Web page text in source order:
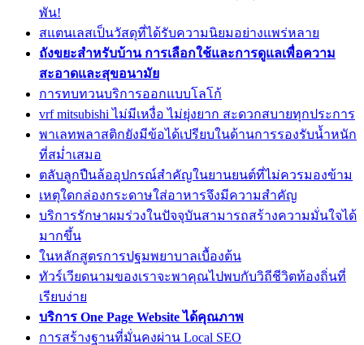
พัน!
สแตนเลสเป็นวัสดุที่ได้รับความนิยมอย่างแพร่หลาย
ถังขยะสำหรับบ้าน การเลือกใช้และการดูแลเพื่อความ
สะอาดและสุขอนามัย
การทบทวนบริการออกแบบโลโก้
vrf mitsubishi ไม่มีเหงื่อ ไม่ยุ่งยาก สะดวกสบายทุกประการ
พาเลทพลาสติกยังมีข้อได้เปรียบในด้านการรองรับน้ำหนัก
ที่สม่ำเสมอ
ตลับลูกปืนล้ออุปกรณ์สำคัญในยานยนต์ที่ไม่ควรมองข้าม
เหตุใดกล่องกระดาษใส่อาหารจึงมีความสำคัญ
บริการรักษาผมร่วงในปัจจุบันสามารถสร้างความมั่นใจได้
มากขึ้น
ในหลักสูตรการปฐมพยาบาลเบื้องต้น
ทัวร์เวียดนามของเราจะพาคุณไปพบกับวิถีชีวิตท้องถิ่นที่
เรียบง่าย
บริการ One Page Website ได้คุณภาพ
การสร้างฐานที่มั่นคงผ่าน Local SEO